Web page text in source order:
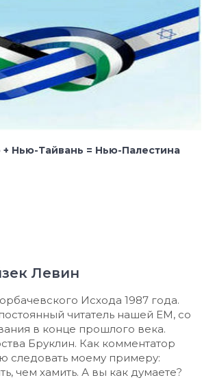
Нью-Тайвань = Нью-Палестина
Левин
Исхода 1987 года.
читатель нашей ЕМ, со
в конце прошлого века.
Бруклин. Как комментатор
следовать моему примеру:
чем хамить. А вы как думаете?